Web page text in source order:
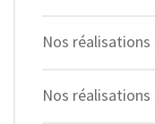
Nos réalisations
Nos